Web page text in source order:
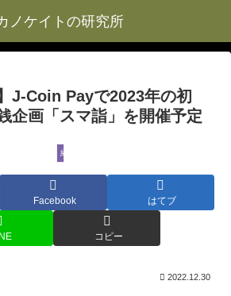
J-Coin Payで2023年の初
企画「スマ詣」を開催予定
経済
Facebook はてブ
コピー
2022.12.30